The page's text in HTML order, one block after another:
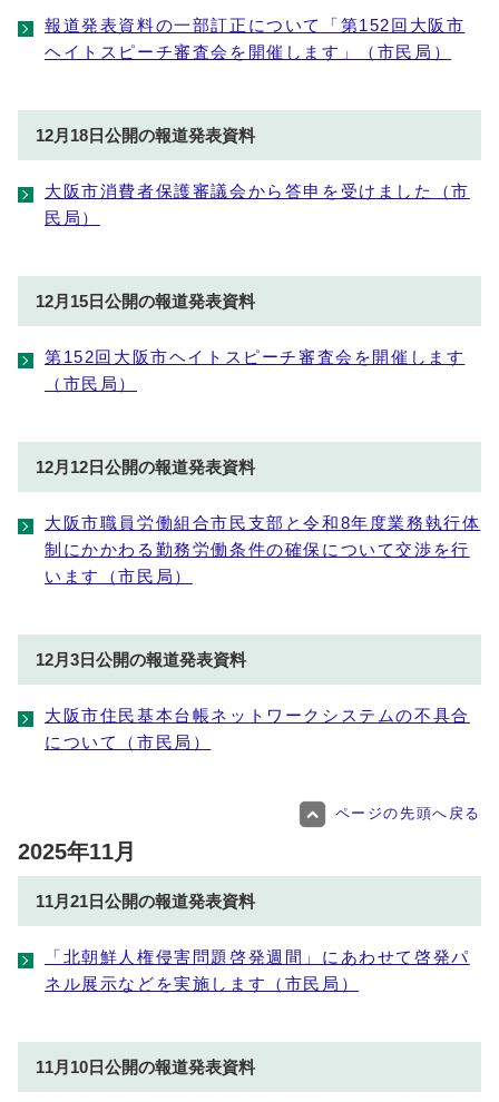
報道発表資料の一部訂正について「第152回大阪市
ヘイトスピーチ審査会を開催します」（市民局）
12月18日公開の報道発表資料
大阪市消費者保護審議会から答申を受けました（市
民局）
12月15日公開の報道発表資料
第152回大阪市ヘイトスピーチ審査会を開催します
（市民局）
12月12日公開の報道発表資料
大阪市職員労働組合市民支部と令和8年度業務執行体
制にかかわる勤務労働条件の確保について交渉を行
います（市民局）
12月3日公開の報道発表資料
大阪市住民基本台帳ネットワークシステムの不具合
について（市民局）
ページの先頭へ戻る
2025年11月
11月21日公開の報道発表資料
「北朝鮮人権侵害問題啓発週間」にあわせて啓発パ
ネル展示などを実施します（市民局）
11月10日公開の報道発表資料